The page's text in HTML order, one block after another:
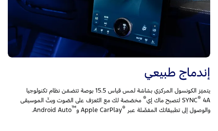
إندماج طبيعي
يتميّز الكونسول المركزي بشاشة لمس قياس 15.5 بوصة تتضمّن نظام تكنولوجيا
SYNC® 4A لتصبح ماك إي ® مخصّصة لك مع التّعرّف على الصّوت وبثّ الموسيقى
والوصول إلى تطبيقاتك المفضّلة عبر ®Apple CarPlay و ™
Android Auto.